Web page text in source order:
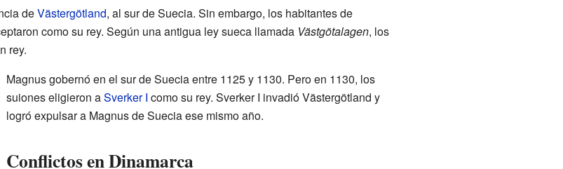
deVästergötland, al sur de Suecia. Sin embargo, los habitantes de
como su rey. Según una antigua ley sueca llamada Västgötalagen, los
rey.
Magnus gobernó en el sur de Suecia entre 1125 y 1130. Pero en 1130, los
suiones eligieron aSverker I como su rey. Sverker I invadió Västergötland y
logró expulsar a Magnus de Suecia ese mismo año.
Conflictos en Dinamarca